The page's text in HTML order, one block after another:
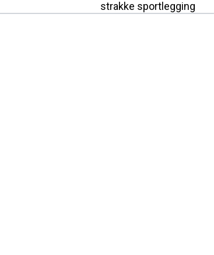
strakke sportlegging